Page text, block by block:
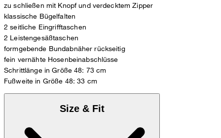
zu schließen mit Knopf und verdecktem Zipper
klassische Bügelfalten
2 seitliche Eingrifftaschen
2 Leistengesäßtaschen
formgebende Bundabnäher rückseitig
fein vernähte Hosenbeinabschlüsse
Schrittlänge in Größe 48: 73 cm
Fußweite in Größe 48: 33 cm
Size & Fit